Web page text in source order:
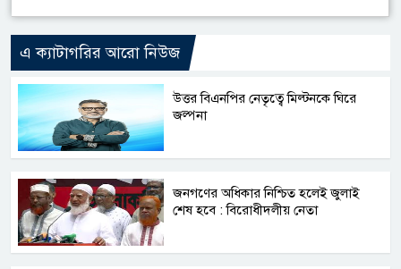
এ ক্যাটাগরির আরো নিউজ
উত্তর বিএনপির নেতৃত্বে মিল্টনকে ঘিরে
জল্পনা
জনগণের অধিকার নিশ্চিত হলেই জুলাই
শেষ হবে : বিরোধীদলীয় নেতা